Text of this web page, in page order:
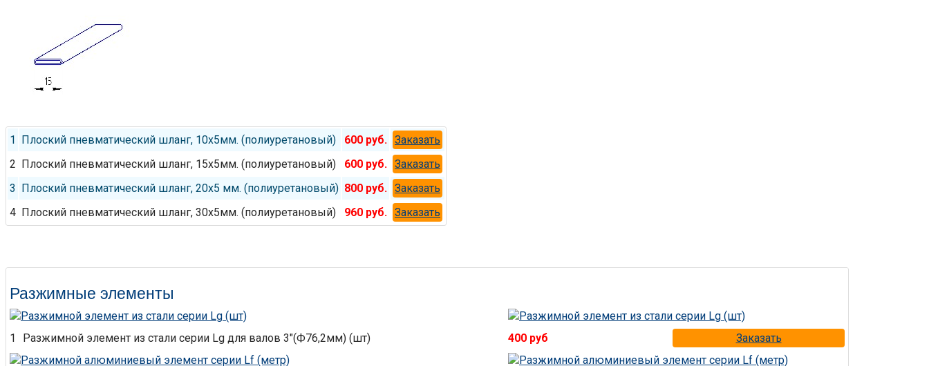
1 Плоский пневматический шланг, 10х5мм. (полиуретановый) 600 руб.
Заказать
2 Плоский пневматический шланг, 15х5мм. (полиуретановый) 600 руб.
Заказать
3 Плоский пневматический шланг, 20х5 мм. (полиуретановый) 800 руб.
Заказать
4 Плоский пневматический шланг, 30х5мм. (полиуретановый) 960 руб. Заказать
Разжимные элементы
1 Разжимной элемент из стали серии Lg для валов 3"(Ф76,2мм) (шт) 400 руб Заказать